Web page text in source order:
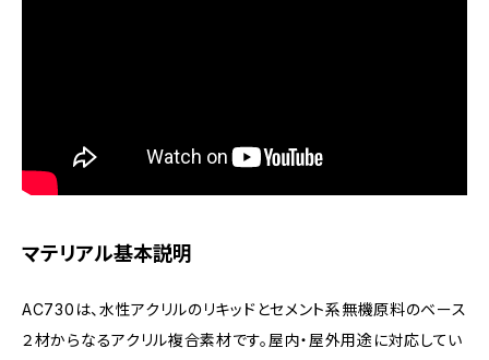
マテリアル基本説明
AC730は、水性アクリルのリキッドとセメント系無機原料のベース
２材からなるアクリル複合素材です。屋内・屋外用途に対応してい